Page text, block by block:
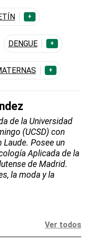
+
DENGUE +
+
de la Universidad
(UCSD) con
Laude. Posee un
Aplicada de la
de Madrid.
la moda y la
Ver todos